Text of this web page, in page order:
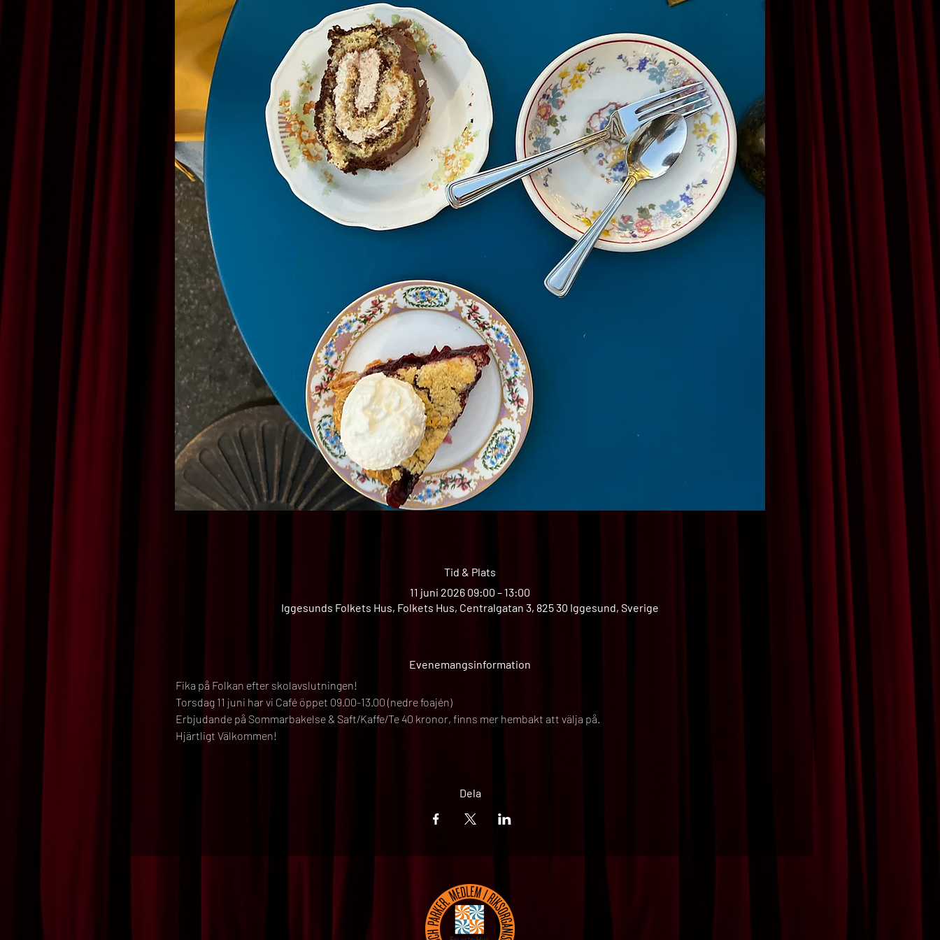
Tid & Plats
11 juni 2026 09:00 – 13:00
Iggesunds Folkets Hus, Folkets Hus, Centralgatan 3, 825 30 Iggesund, Sverige
Evenemangsinformation
Fika på Folkan efter skolavslutningen!
Torsdag 11 juni har vi Café öppet 09.00-13.00 (nedre foajén)
Erbjudande på Sommarbakelse & Saft/Kaffe/Te 40 kronor, finns mer hembakt att välja på.
Hjärtligt Välkommen!
Dela